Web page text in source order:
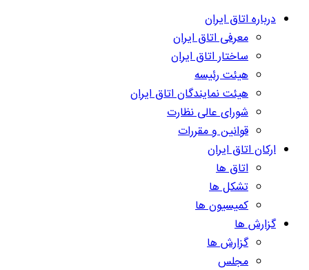
درباره اتاق ایران
معرفی اتاق ایران
ساختار اتاق ایران
هیئت رئیسه
هیئت نمایندگان اتاق ایران
شورای عالی نظارت
قوانین و مقررات
ارکان اتاق ایران
اتاق ها
تشکل ها
کمیسیون ها
گزارش ها
گزارش ها
مجلس